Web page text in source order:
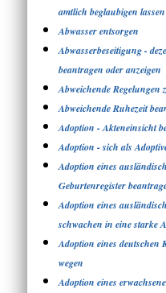
amtlich beglaubigen lassen
Abwasser entsorgen
Abwasserbeseitigung -
beantragen oder anzeigen
Abweichende Regelungen
Abweichende Ruhezeit
Adoption - Akteneinsicht
Adoption - sich als
Adoption eines
Geburtenregister
Adoption eines
schwachen in eine starke
Adoption eines
wegen
Adoption eines